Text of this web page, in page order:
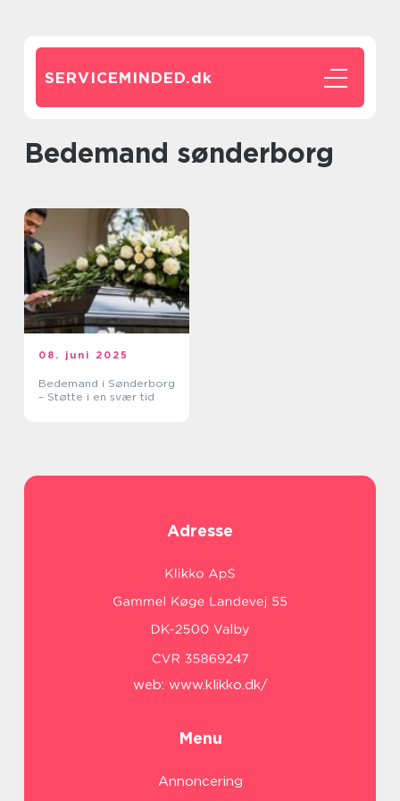
SERVICEMINDED.dk
bedemand sønderborg
08. juni 2025
Bedemand i Sønderborg
– Støtte i en svær tid
Adresse
web: www.klikko.dk/
Menu
Annoncering